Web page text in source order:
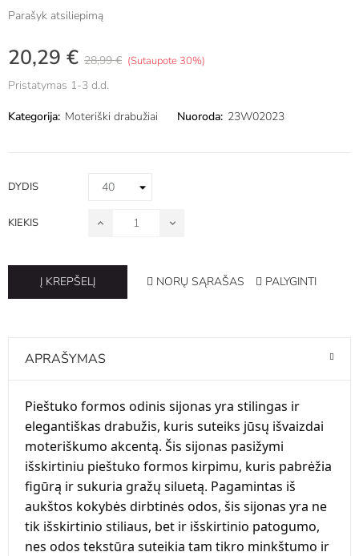
Parašyk atsiliepimą
20,29 € 28,99 € Sutaupote 30%
Pristatymas 1-3 d.d.
Kategorija: Moteriški drabužiai Nuoroda: 23W02023
DYDIS
KIEKIS
Į KREPŠELĮ NORŲ SĄRAŠAS PALYGINTI
APRAŠYMAS
Pieštuko formos odinis sijonas yra stilingas ir
elegantiškas drabužis, kuris suteiks jūsų išvaizdai
moteriškumo akcentą. Šis sijonas pasižymi
išskirtiniu pieštuko formos kirpimu, kuris pabrėžia
figūrą ir sukuria gražų siluetą. Pagamintas iš
aukštos kokybės dirbtinės odos, šis sijonas yra ne
tik išskirtinio stiliaus, bet ir išskirtinio patogumo,
nes odos tekstūra suteikia tam tikro minkštumo ir